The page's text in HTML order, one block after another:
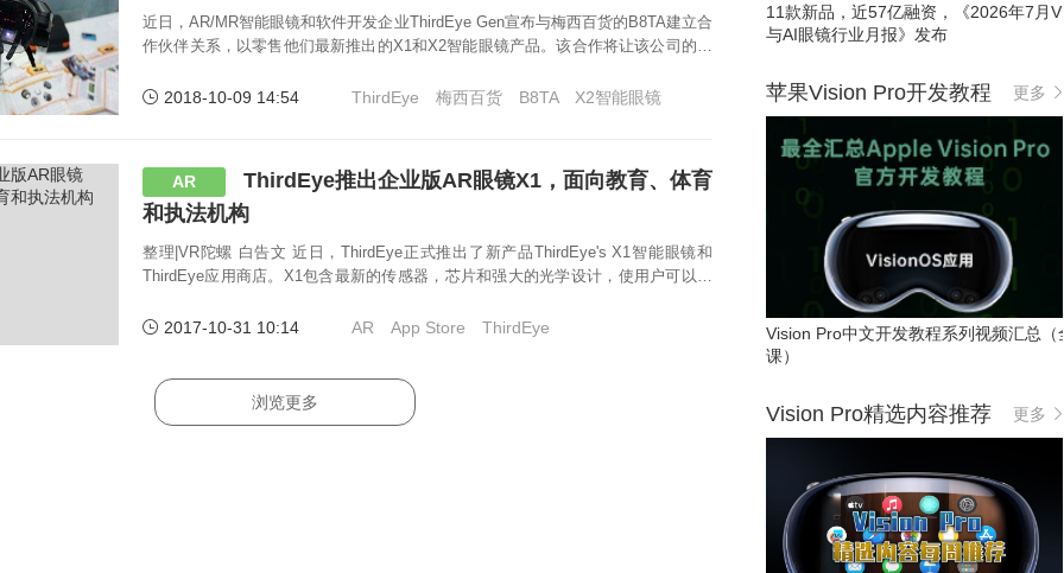
近日，AR/MR智能眼镜和软件开发企业ThirdEye Gen宣布与梅西百货的B8TA建立合
作伙伴关系，以零售他们最新推出的X1和X2智能眼镜产品。该合作将让该公司的产
2018-10-09 14:54 ThirdEye 梅西百货 B8TA X2智能眼镜
AR
ThirdEye推出企业版AR眼镜X1，面向教育、体育
和执法机构
整理|VR陀螺 白告文 近日，ThirdEye正式推出了新产品ThirdEye's X1智能眼镜和
ThirdEye应用商店。X1包含最新的传感器，芯片和强大的光学设计，使用户可以体
2017-10-31 10:14 AR App Store ThirdEye
浏览更多
11款新品，近57亿融资，《2026年7月
与AI眼镜行业月报》发布
苹果Vision Pro开发教程 更多
Vision Pro中文开发教程系列视频汇总（
课）
Vision Pro精选内容推荐 更多